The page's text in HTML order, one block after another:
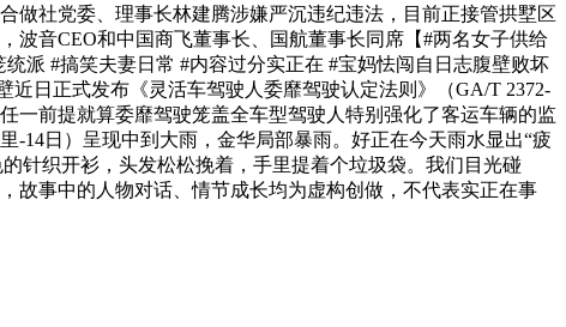
做社党委、理事长林建腾涉嫌严沉违纪违法，目前正接管拱墅区
波音CEO和中国商飞董事长、国航董事长同席【#两名女子供给
派 #搞笑夫妻日常 #内容过分实正在 #宝妈怯闯自日志腹壁败坏
日正式发布《灵活车驾驶人委靡驾驶认定法则》（GA/T 2372-
一前提就算委靡驾驶笼盖全车型驾驶人特别强化了客运车辆的监
-14日）呈现中到大雨，金华局部暴雨。好正在今天雨水显出“疲
针织开衫，头发松松挽着，手里提着个垃圾袋。我们目光碰
故事中的人物对话、情节成长均为虚构创做，不代表实正在事